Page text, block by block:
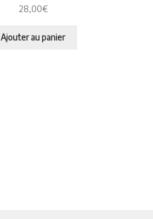
28,00€
Ajouter au panier